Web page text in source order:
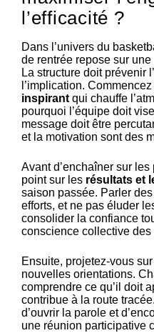
l’efficacité ?
Dans l’univers du
de rentrée repose sur
La structure doit prévenir
l’implication.
inspirant qui chauffe
pourquoi l’équipe doit
message doit être
et la motivation sont des
Avant d’enchaîner sur
point sur les résultats et
saison passée. Parler
efforts, et ne pas éluder
consolider la confiance
conscience collective des
Ensuite, projetez-vous
nouvelles orientations.
comprendre ce qu’il doit
contribue à la route
d’ouvrir la parole et
une réunion participative